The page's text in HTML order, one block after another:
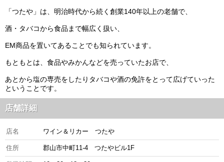
「つたや」は、明治時代から続く創業140年以上の老舗で、
酒・タバコから食品まで幅広く扱い、
EM商品を置いてあることでも知られています。
もともとは、食品やみかんなどを売っていたお店で、
あとから塩の専売をしたりタバコや酒の免許をとって広げていった
ということです。
店舗詳細
店名 ワイン＆リカー つたや
住所 郡山市中町11-4 つたやビル1F